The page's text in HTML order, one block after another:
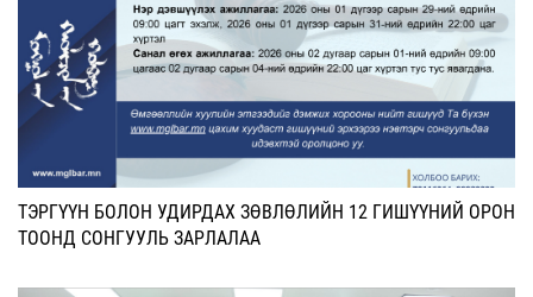
ТЭРГҮҮН БОЛОН УДИРДАХ ЗӨВЛӨЛИЙН 12 ГИШҮҮНИЙ ОРОН
ТООНД СОНГУУЛЬ ЗАРЛАЛАА